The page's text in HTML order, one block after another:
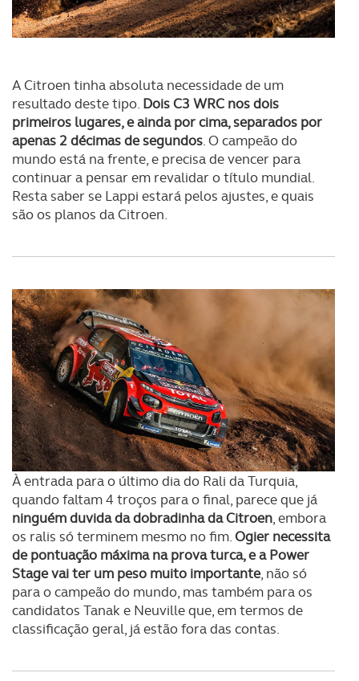
A Citroen tinha absoluta necessidade de um
resultado deste tipo. Dois C3 WRC nos dois
primeiros lugares, e ainda por cima, separados por
apenas 2 décimas de segundos. O campeão do
mundo está na frente, e precisa de vencer para
continuar a pensar em revalidar o título mundial.
Resta saber se Lappi estará pelos ajustes, e quais
são os planos da Citroen.
À entrada para o último dia do Rali da Turquia,
quando faltam 4 troços para o final, parece que já
ninguém duvida da dobradinha da Citroen, embora
os ralis só terminem mesmo no fim.Ogier necessita
de pontuação máxima na prova turca, e a Power
Stage vai ter um peso muito importante, não só
para o campeão do mundo, mas também para os
candidatos Tanak e Neuville que, em termos de
classificação geral, já estão fora das contas.